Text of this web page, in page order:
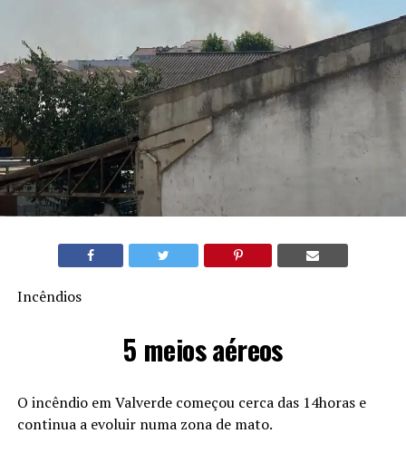
Incêndios
5 meios aéreos
O incêndio em Valverde começou cerca das 14horas e
continua a evoluir numa zona de mato.